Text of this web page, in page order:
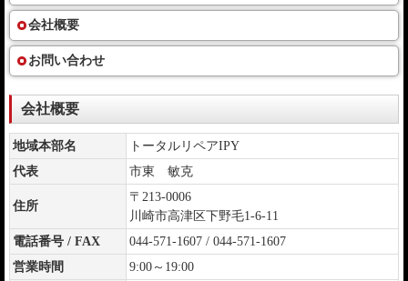
会社概要
お問い合わせ
会社概要
地域本部名
トータルリペアIPY
代表
市東 敏克
住所
〒213-0006
川崎市高津区下野毛1-6-11
電話番号 / FAX
044-571-1607 / 044-571-1607
営業時間
9:00～19:00